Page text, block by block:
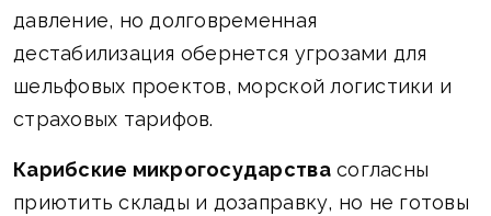
давление, но долговременная
дестабилизация обернется угрозами для
шельфовых проектов, морской логистики и
страховых тарифов.
Карибские микрогосударствасогласны
приютить склады и дозаправку, но не готовы